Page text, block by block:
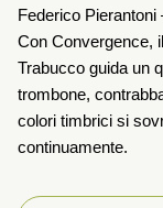
Federico Pierantoni
Con Convergence,
Trabucco guida un
trombone,
colori timbrici si
continuamente.